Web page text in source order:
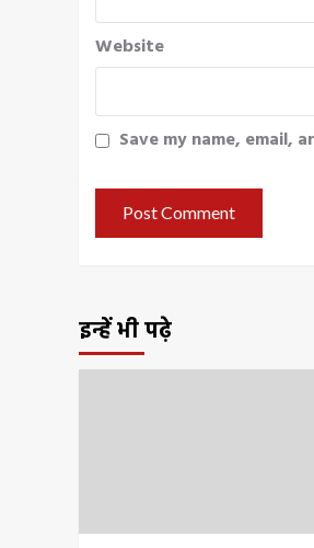
Website
Save my name, email,
इन्हें भी पढ़े